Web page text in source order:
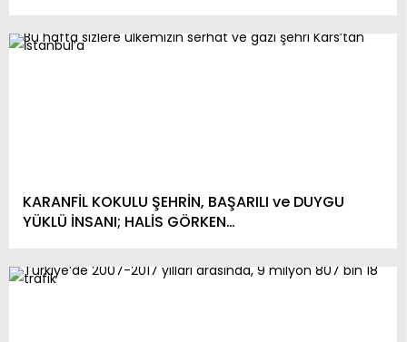
KARANFİL KOKULU ŞEHRİN, BAŞARILI ve DUYGU
YÜKLÜ İNSANI; HALİS GÖRKEN…